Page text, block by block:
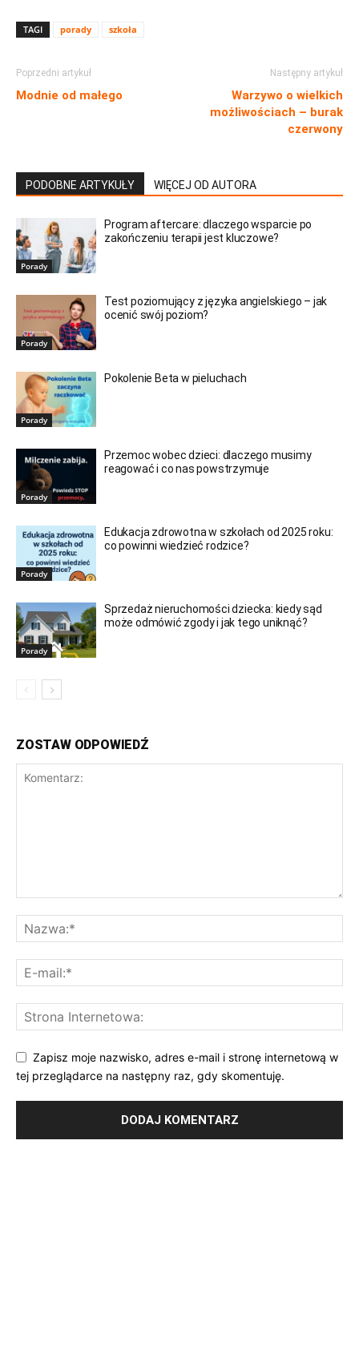
TAGI porady szkoła
Poprzedni artykuł
Modnie od małego
Następny artykuł
Warzywo o wielkich
możliwościach – burak
czerwony
PODOBNE ARTYKUŁY WIĘCEJ OD AUTORA
Porady
Program aftercare: dlaczego wsparcie po
zakończeniu terapii jest kluczowe?
Porady
Test poziomujący z języka angielskiego – jak
ocenić swój poziom?
Porady
Pokolenie Beta w pieluchach
Porady
Przemoc wobec dzieci: dlaczego musimy
reagować i co nas powstrzymuje
Porady
Edukacja zdrowotna w szkołach od 2025 roku:
co powinni wiedzieć rodzice?
Porady
Sprzedaż nieruchomości dziecka: kiedy sąd
może odmówić zgody i jak tego uniknąć?
ZOSTAW ODPOWIEDŹ
Zapisz moje nazwisko, adres e-mail i stronę internetową w
tej przeglądarce na następny raz, gdy skomentuję.